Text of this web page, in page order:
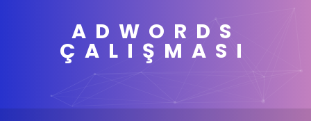
ADWORDS
ÇALIŞMASI